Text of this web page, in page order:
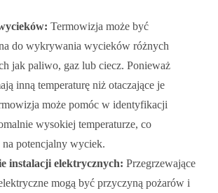
Termowizja może być
do wykrywania wycieków różnych
jak paliwo, gaz lub ciecz. Ponieważ
inną temperaturę niż otaczające je
może pomóc w identyfikacji
wysokiej temperaturze, co
na potencjalny wyciek.
instalacji elektrycznych: Przegrzewające
mogą być przyczyną pożarów i